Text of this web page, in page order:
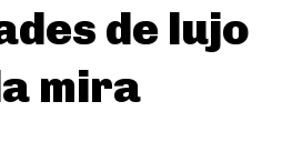
de lujo
mira